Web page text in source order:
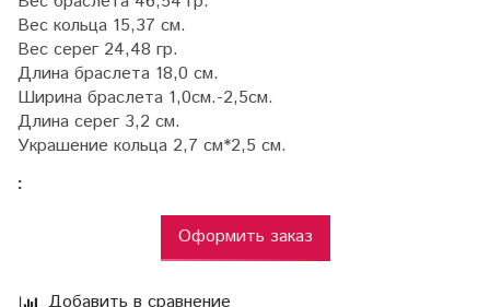
Вес кольца 15,37 см.
Вес серег 24,48 гр.
Длина браслета 18,0 см.
Ширина браслета 1,0см.-2,5см.
Длина серег 3,2 см.
Украшение кольца 2,7 см*2,5 см.
:
Оформить заказ